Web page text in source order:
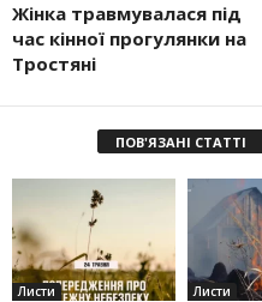
Жінка травмувалася під
час кінної прогулянки на
Тростяні
ПОВ'ЯЗАНІ СТАТТІ
Листи Листи